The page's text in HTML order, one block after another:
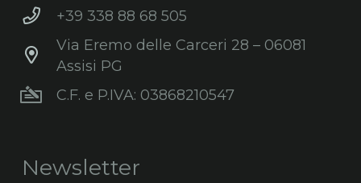
+39 338 88 68 505
Via Eremo delle Carceri 28 – 06081
Assisi PG
C.F. e P.IVA: 03868210547
Newsletter